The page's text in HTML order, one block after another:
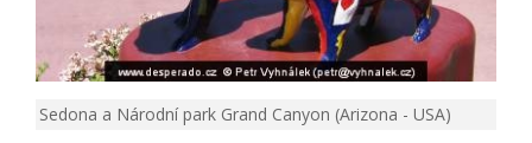
Sedona a Národní park Grand Canyon (Arizona - USA)